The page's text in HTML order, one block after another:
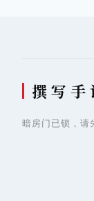
撰 写 手
暗房门已锁，请